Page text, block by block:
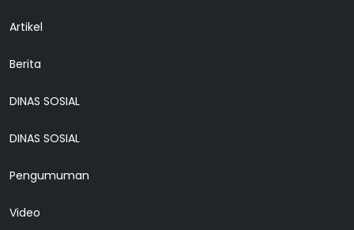
Artikel
Berita
DINAS SOSIAL
DINAS SOSIAL
Pengumuman
Video